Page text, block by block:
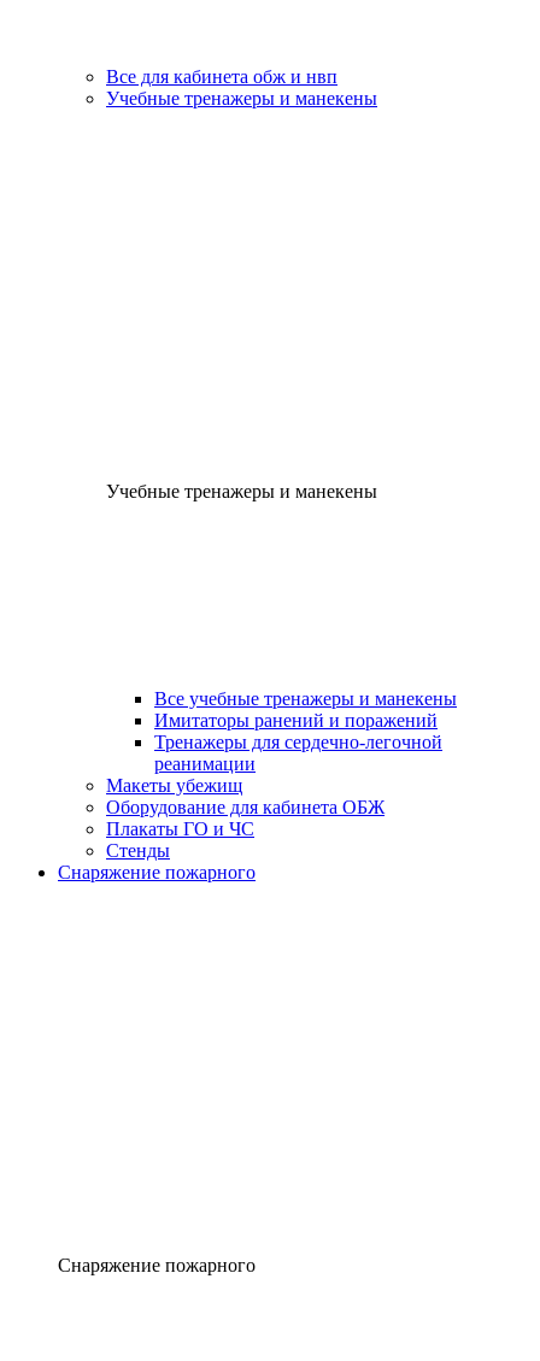
Все для кабинета обж и нвп
Учебные тренажеры и манекены
Учебные тренажеры и манекены
Все учебные тренажеры и манекены
Имитаторы ранений и поражений
Тренажеры для сердечно-легочной
реанимации
Макеты убежищ
Оборудование для кабинета ОБЖ
Плакаты ГО и ЧС
Стенды
Снаряжение пожарного
Снаряжение пожарного